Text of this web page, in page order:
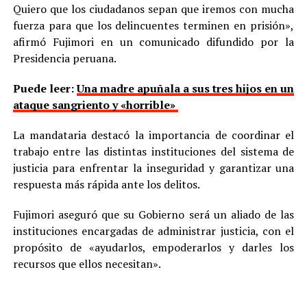
Quiero que los ciudadanos sepan que iremos con mucha
fuerza para que los delincuentes terminen en prisión»,
afirmó Fujimori en un comunicado difundido por la
Presidencia peruana.
Puede leer:Una madre apuñala a sus tres hijos en un
ataque sangriento y «horrible»
La mandataria destacó la importancia de coordinar el
trabajo entre las distintas instituciones del sistema de
justicia para enfrentar la inseguridad y garantizar una
respuesta más rápida ante los delitos.
Fujimori aseguró que su Gobierno será un aliado de las
instituciones encargadas de administrar justicia, con el
propósito de «ayudarlos, empoderarlos y darles los
recursos que ellos necesitan».